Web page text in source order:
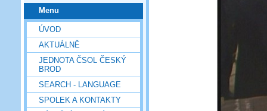
Menu
ÚVOD
AKTUÁLNĚ
JEDNOTA ČSOL ČESKÝ
BROD
SEARCH - LANGUAGE
SPOLEK A KONTAKTY